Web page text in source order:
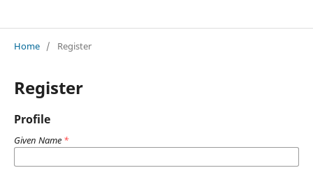
Home / Register
Register
Profile
Given Name *